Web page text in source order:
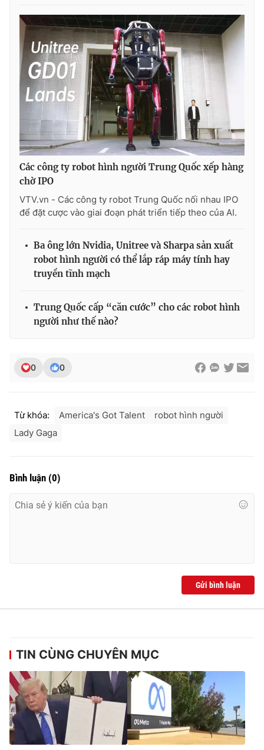
Các công ty robot hình người Trung Quốc xếp hàng
chờ IPO
VTV.vn - Các công ty robot Trung Quốc nối nhau IPO
để đặt cược vào giai đoạn phát triển tiếp theo của AI.
Ba ông lớn Nvidia, Unitree và Sharpa sản xuất
robot hình người có thể lắp ráp máy tính hay
truyền tĩnh mạch
Trung Quốc cấp “căn cước” cho các robot hình
người như thế nào?
0 0
Từ khóa: America's Got Talent
robot hình người
Lady Gaga
Bình luận (0)
Gửi bình luận
TIN CÙNG CHUYÊN MỤC